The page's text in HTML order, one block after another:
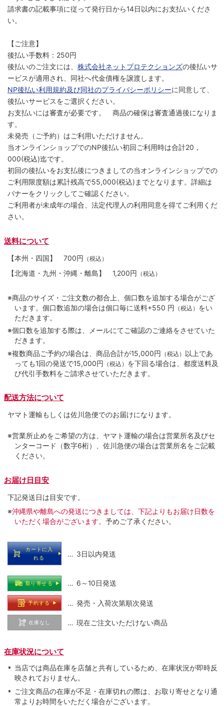
請求書の記載事項に従って発行日から14日以内にお支払いくださ
い。
【ご注意】
後払い手数料：250円
後払いのご注文には、 株式会社ネットプロテクションズの後払いサ
ービスが適用され、同社へ代金債権を譲渡します。
NP後払い利用規約及び同社のプライバシーポリシーに同意して、
後払いサービスをご選択ください。
お支払いには審査が必要です。 商品の確保は審査通過後になりま
す。
未発売（ご予約）はご利用いただけません。
当オンラインショップでのNP後払い初回ご利用時は合計20，
000(税込)迄です。
初回の後払いをお支払後につきましての当オンラインショップでの
ご利用限度額は累計残高で55,000(税込)までとなります。詳細は
バナーをクリックしてご確認ください。
ご利用者が未成年の場合、法定代理人の利用同意を得てご利用くだ
さい。
送料について
【本州・四国】 700円 （税込）
【北海道・九州・沖縄・離島】 1,200円 （税込）
※商品のサイズ・ご注文数の都合上、個口数を追加する場合がござ
います。個口数追加の場合は個口毎に送料+550 円 （税込） をい
ただきます。
※個口数を追加する際は、メールにてご確認のご連絡をさせていた
だきます。
※複数商品ご予約の場合は、商品合計が15,000円 （税込） 以上であ
っても1回の発送で15,000円 （税込） を下回る場合は、都度送料及
び代引手数料をご請求させていただきます。
配送方法について
ヤマト運輸もしくは佐川急便でのお届けになります。
※営業所止めをご希望の方は、ヤマト運輸の場合は営業所名及びセ
ンターコード（数字6桁）、佐川急便の場合は営業所名をご記載
ください。
お届け日目安
下記発送日は目安です。
※沖縄県や離島への発送につきましては、下記よりもお届け日数を
いただく場合がございます。 予めご了承ください。
カートに入
れる
… 3日以内発送
取り寄せる … 6～10日発送
予約する … 発売・入荷次第順次発送
在庫なし … 現在ご注文いただけない商品
在庫状況について
当店では商品在庫を店舗と共有しているため、在庫状況が即時反
映されておりません。
ご注文商品の在庫が不足・在庫切れの際は、お取り寄せとなり通
常よりお時間をいただく場合がございます。